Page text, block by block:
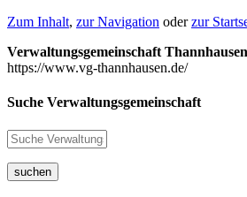
Zum Inhalt, zur Navigation oderzur
Verwaltungsgemeinschaft Thannhausen
https://www.vg-thannhausen.de/
Suche Verwaltungsgemeinschaft
suchen